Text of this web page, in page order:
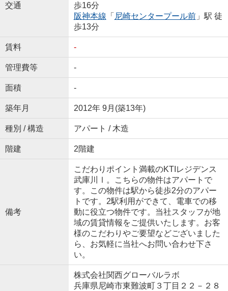
交通
歩16分
阪神本線 「 尼崎センタープール前」駅 徒
歩13分
賃料 -
管理費等 -
面積 -
築年月 2012年 9月(築13年)
種別 / 構造 アパート / 木造
階建 2階建
備考
こだわりポイント満載のKTIレジデンス
武庫川Ⅰ。こちらの物件はアパートで
す。この物件は駅から徒歩2分のアパー
トです。2駅利用ができて、電車での移
動に役立つ物件です。当社スタッフが地
域の賃貸情報をご提供いたします。お客
様のこだわりやご要望などございました
ら、お気軽に当社へお問い合わせ下さ
い。
株式会社関西グローバルラボ
兵庫県尼崎市東難波町３丁目２２－２８